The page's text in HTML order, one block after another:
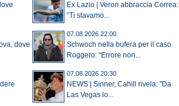
Ex Lazio | Veron abbraccia Correa:
“Ti stavamo...
dove
07.08.2026 22:00
Schwoch nella bufera per il caso
Roggero: “Errore non...
07.08.2026 20:30
NEWS | Sinner, Cahill rivela: "Da
Las Vegas lo...